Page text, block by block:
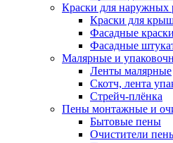
Краски для наружных
Краски для
Фасадные краски
Фасадные
Малярные и
Ленты малярные
Скотч, лента
Стрейч-плёнка
Пены монтажные и
Бытовые пены
Очистители